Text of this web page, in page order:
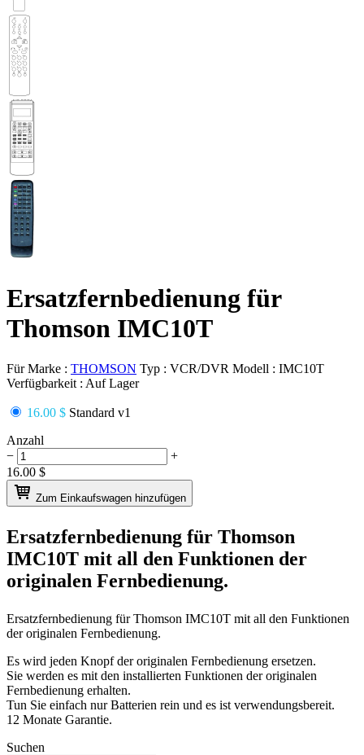
Ersatzfernbedienung für
Thomson IMC10T
Für Marke : THOMSON Typ : VCR/DVR Modell : IMC10T
Verfügbarkeit : Auf Lager
16.00 $ Standard v1
Anzahl
−
+
16.00 $
Zum Einkaufswagen hinzufügen
Ersatzfernbedienung für Thomson
IMC10T mit all den Funktionen der
originalen Fernbedienung.
Ersatzfernbedienung fürThomson IMC10T mit all den Funktionen
der originalen Fernbedienung.
Es wird jeden Knopf der originalen Fernbedienung ersetzen.
Sie werden es mit den installierten Funktionen der originalen
Fernbedienung erhalten.
Tun Sie einfach nur Batterien rein und es ist verwendungsbereit.
12 Monate Garantie.
Suchen